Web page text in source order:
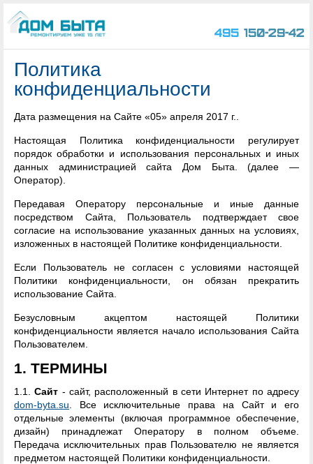
495 150-29-42
Политика
конфиденциальности
Дата размещения на Сайте «05» апреля 2017 г..
Настоящая Политика конфиденциальности регулирует
порядок обработки и использования персональных и иных
данных администрацией сайта Дом Быта. (далее —
Оператор).
Передавая Оператору персональные и иные данные
посредством Сайта, Пользователь подтверждает свое
согласие на использование указанных данных на условиях,
изложенных в настоящей Политике конфиденциальности.
Если Пользователь не согласен с условиями настоящей
Политики конфиденциальности, он обязан прекратить
использование Сайта.
Безусловным акцептом настоящей Политики
конфиденциальности является начало использования Сайта
Пользователем.
1. ТЕРМИНЫ
1.1.Сайт - сайт, расположенный в сети Интернет по адресу
dom-byta.su . Все исключительные права на Сайт и его
отдельные элементы (включая программное обеспечение,
дизайн) принадлежат Оператору в полном объеме.
Передача исключительных прав Пользователю не является
предметом настоящей Политики конфиденциальности.